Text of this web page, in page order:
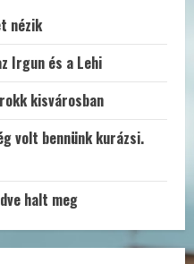
nézik
Irgun és a Lehi
kisvárosban
volt bennünk kurázsi.
halt meg